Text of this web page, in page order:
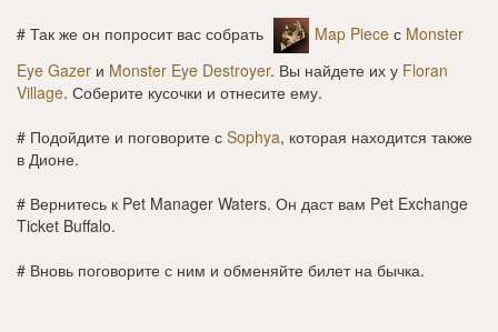
# Так же он попросит вас собрать Map Piece с Monster
Eye Gazer и Monster Eye Destroyer. Вы найдете их у Floran
Village. Соберите кусочки и отнесите ему.
# Подойдите и поговорите с Sophya, которая находится также
в Дионе.
# Вернитесь к Pet Manager Waters. Он даст вам Pet Exchange
Ticket Buffalo.
# Вновь поговорите с ним и обменяйте билет на бычка.